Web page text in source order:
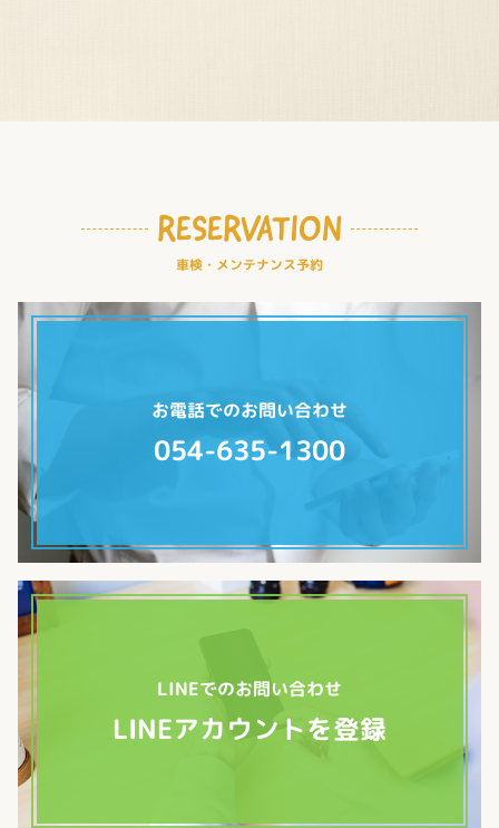
RESERVATION
車検・メンテナンス予約
お電話でのお問い合わせ
054-635-1300
LINEでのお問い合わせ
LINEアカウントを登録